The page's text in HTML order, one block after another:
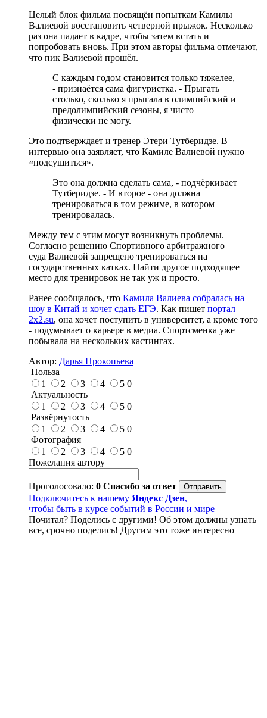
Целый блок фильма посвящён попыткам Камилы
Валиевой восстановить четверной прыжок. Несколько
раз она падает в кадре, чтобы затем встать и
попробовать вновь. При этом авторы фильма отмечают,
что пик Валиевой прошёл.
С каждым годом становится только тяжелее,
- признаётся сама фигуристка. - Прыгать
столько, сколько я прыгала в олимпийский и
предолимпийский сезоны, я чисто
физически не могу.
Это подтверждает и тренер Этери Тутберидзе. В
интервью она заявляет, что Камиле Валиевой нужно
«подсушиться».
Это она должна сделать сама, - подчёркивает
Тутберидзе. - И второе - она должна
тренироваться в том режиме, в котором
тренировалась.
Между тем с этим могут возникнуть проблемы.
Согласно решению Спортивного арбитражного
суда Валиевой запрещено тренироваться на
государственных катках. Найти другое подходящее
место для тренировок не так уж и просто.
Ранее сообщалось, что Камила Валиева собралась на
шоу в Китай и хочет сдать ЕГЭ. Как пишет портал
2x2.su, она хочет поступить в университет, а кроме того
- подумывает о карьере в медиа. Спортсменка уже
побывала на нескольких кастингах.
Автор: Дарья Прокопьева
Польза
1
2 3 4 5 0
Актуальность
1
2 3 4 5 0
Развёрнутость
1
2 3 4 5 0
Фотография
1
2 3 4 5 0
Пожелания автору
Проголосовало: 0 Спасибо за ответ
Подключитесь к нашему Яндекс Дзен,
чтобы быть в курсе событий в России и мире
Почитал? Поделись с другими! Об этом должны узнать
все, срочно поделись! Другим это тоже интересно